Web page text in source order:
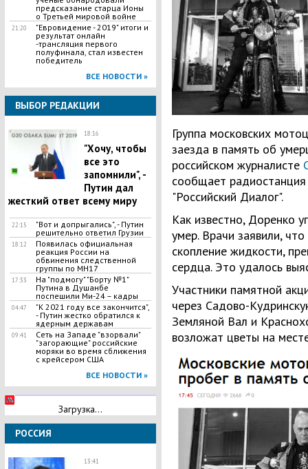
предсказание старца Ионы
о Третьей мировой войне
21:20
"Евровидение - 2019" итоги и
результат онлайн
-трансляция первого
полуфинала, стал известен
победитель
ВСЕ НОВОСТИ »
ВЫБОР РЕДАКЦИИ
18:16
​"Хочу, чтобы
все это
запомнили", -
Путин дал
жесткий ответ всему миру
22:15
"Вот и допрыгались", - Путин
решительно ответил Грузии
18:12
Появилась официальная
реакция России на
обвинения следственной
группы по МН17
17:33
На "подмогу" "Борту №1"
Путина в Душанбе
поспешили Ми-24 – кадры
04:47
"К 2021 году все закончится",
- Путин жестко обратился к
ядерным державам
09:41
Сеть на Западе "взорвали"
"загорающие" российские
моряки во время сближения
с крейсером США
ВСЕ НОВОСТИ »
Загрузка...
РОССИЯ
13:41
Группа московских
заезда в память об
российском журналисте
сообщает
"Российский Диалог".
Как известно, Доренко
умер. Врачи заявили,
скопление жидкости,
сердца. Это удалось
Участники памятной
через Садово-
Земляной Вал и
возложат цветы на